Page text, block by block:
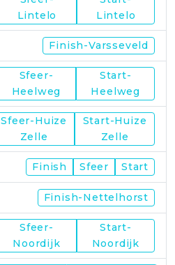
Lintelo
Lintelo
Finish-Varsseveld
Sfeer-
Heelweg
Start-
Heelweg
Sfeer-Huize
Zelle
Start-Huize
Zelle
Finish Sfeer Start
Finish-Nettelhorst
Sfeer-
Noordijk
Start-
Noordijk